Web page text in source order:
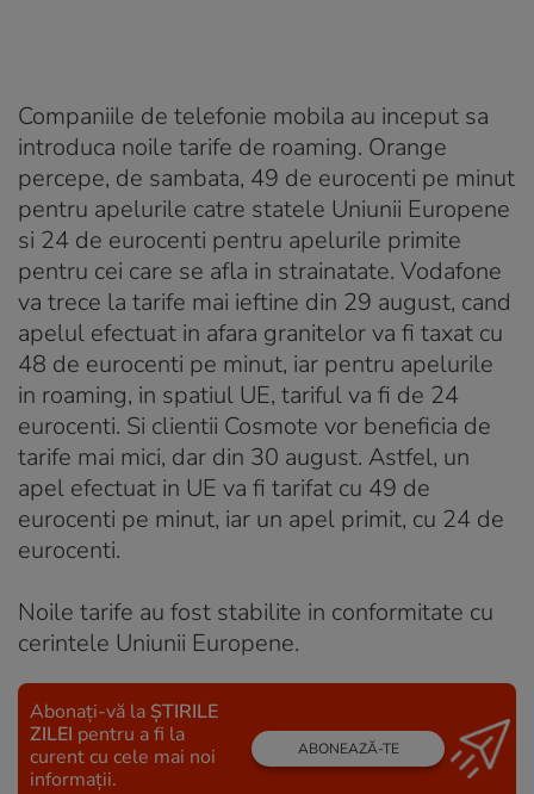
Companiile de telefonie mobila au inceput sa
introduca noile tarife de roaming. Orange
percepe, de sambata, 49 de eurocenti pe minut
pentru apelurile catre statele Uniunii Europene
si 24 de eurocenti pentru apelurile primite
pentru cei care se afla in strainatate. Vodafone
va trece la tarife mai ieftine din 29 august, cand
apelul efectuat in afara granitelor va fi taxat cu
48 de eurocenti pe minut, iar pentru apelurile
in roaming, in spatiul UE, tariful va fi de 24
eurocenti. Si clientii Cosmote vor beneficia de
tarife mai mici, dar din 30 august. Astfel, un
apel efectuat in UE va fi tarifat cu 49 de
eurocenti pe minut, iar un apel primit, cu 24 de
eurocenti.
Noile tarife au fost stabilite in conformitate cu
cerintele Uniunii Europene.
Abonați-vă la ȘTIRILE
ZILEI pentru a fi la
curent cu cele mai noi
informații.
ABONEAZĂ-TE